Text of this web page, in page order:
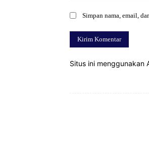
Simpan nama, email,
Situs ini menggunakan